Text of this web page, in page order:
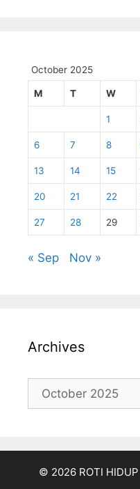
October 2025
M T W
1
6 7 8
13 14 15
20 21 22
27 28 29
« Sep Nov »
Archives
Archives
© 2026 ROTI HIDUP